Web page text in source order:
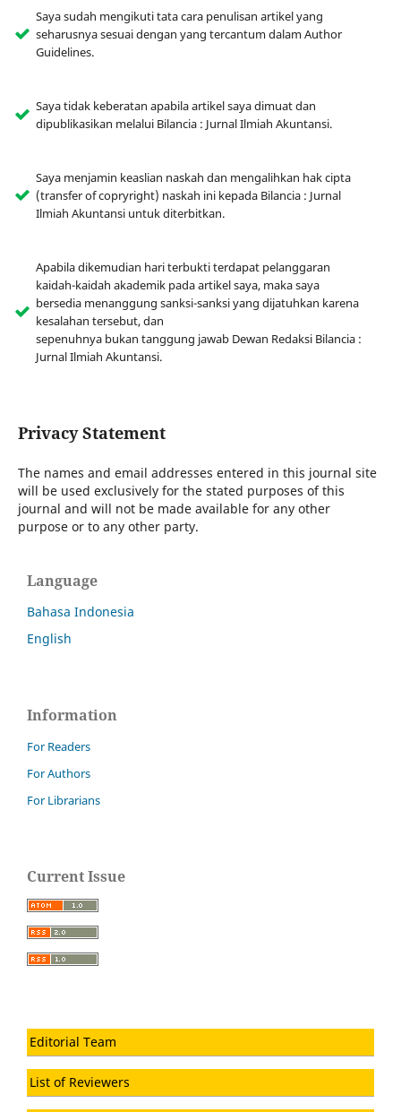
Saya sudah mengikuti tata cara penulisan artikel yang
seharusnya sesuai dengan yang tercantum dalam Author
Guidelines.
Saya tidak keberatan apabila artikel saya dimuat dan
dipublikasikan melalui Bilancia : Jurnal Ilmiah Akuntansi.
Saya menjamin keaslian naskah dan mengalihkan hak cipta
(transfer of copryright) naskah ini kepada Bilancia : Jurnal
Ilmiah Akuntansi untuk diterbitkan.
Apabila dikemudian hari terbukti terdapat pelanggaran
kaidah-kaidah akademik pada artikel saya, maka saya
bersedia menanggung sanksi-sanksi yang dijatuhkan karena
kesalahan tersebut, dan
sepenuhnya bukan tanggung jawab Dewan Redaksi Bilancia :
Jurnal Ilmiah Akuntansi.
Privacy Statement
The names and email addresses entered in this journal site
will be used exclusively for the stated purposes of this
journal and will not be made available for any other
purpose or to any other party.
Language
Bahasa Indonesia
English
Information
For Readers
For Authors
For Librarians
Current Issue
Editorial Team
List of Reviewers